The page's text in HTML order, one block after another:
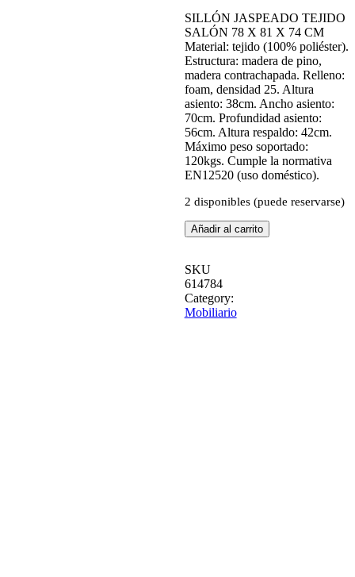
SILLÓN JASPEADO TEJIDO
SALÓN 78 X 81 X 74 CM
Material: tejido (100% poliéster).
Estructura: madera de pino,
madera contrachapada. Relleno:
foam, densidad 25. Altura
asiento: 38cm. Ancho asiento:
70cm. Profundidad asiento:
56cm. Altura respaldo: 42cm.
Máximo peso soportado:
120kgs. Cumple la normativa
EN12520 (uso doméstico).
2 disponibles (puede reservarse)
SILLÓN
JASPEADO
78
X
81
X
74
Añadir al carrito
SKU
614784
Category:
Mobiliario